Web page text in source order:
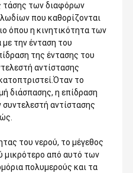
τάσης των διαφόρων
που καθορίζονται
όπου η κινητικότητα των
με την ένταση του
της έντασης του
αντίστασης
το
διάσπασης, η επίδραση
αντίστασης
του νερού, το μέγεθος
μικρότερο από αυτό των
πολυμερούς και τα